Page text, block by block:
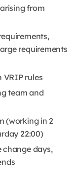
from
requirements
VRIP rules
team and
(working in 2
22:00)
change days,